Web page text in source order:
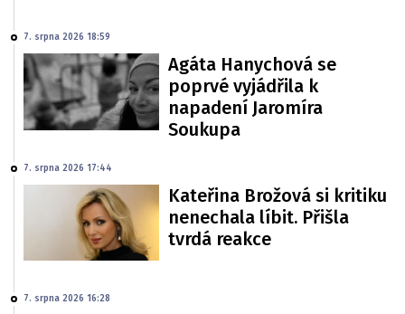
7. srpna 2026 18:59
Agáta Hanychová se
poprvé vyjádřila k
napadení Jaromíra
Soukupa
7. srpna 2026 17:44
Kateřina Brožová si kritiku
nenechala líbit. Přišla
tvrdá reakce
7. srpna 2026 16:28